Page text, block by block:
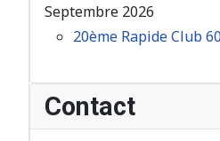
Septembre 2026
20ème Rapide Club
Contact